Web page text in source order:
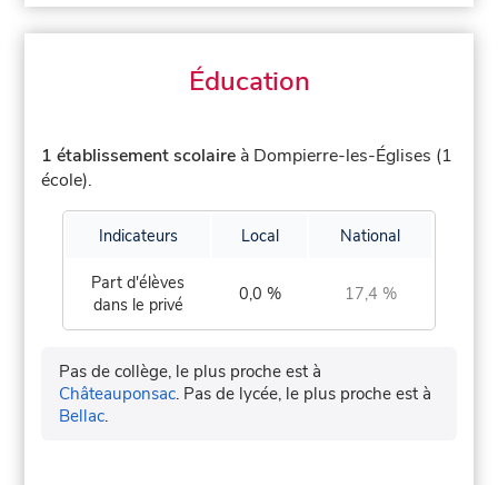
Éducation
1 établissement scolaire à Dompierre-les-Églises (1
école).
Indicateurs Local National
Part d'élèves
dans le privé
0,0 % 17,4 %
Pas de collège, le plus proche est à
Châteauponsac. Pas de lycée, le plus proche est à
Bellac.